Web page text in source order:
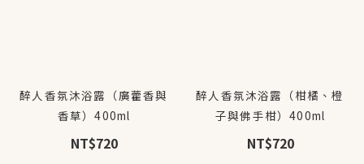
醉人香氛沐浴露（廣藿香與
香草）400ml
NT$720
醉人香氛沐浴露（柑橘、橙
子與佛手柑）400ml
NT$720